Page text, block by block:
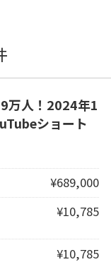
万人！2024年1
ショート
¥689,000
¥10,785
¥10,785